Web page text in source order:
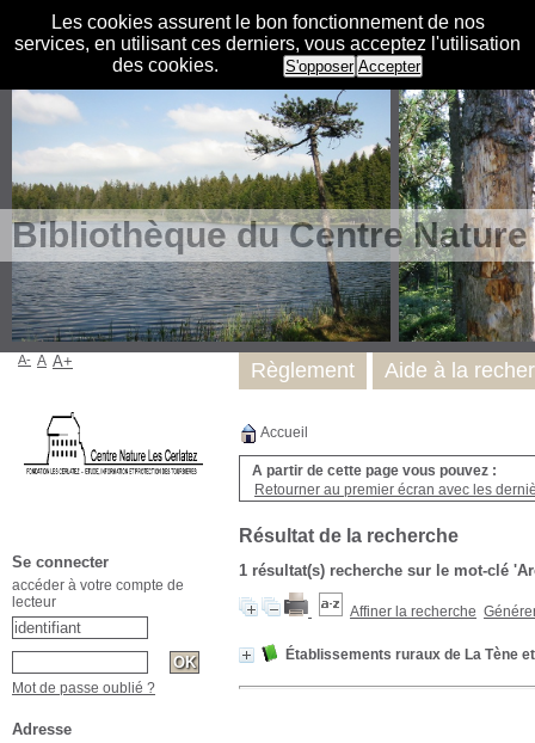
Les cookies assurent le bon fonctionnement de nos
services, en utilisant ces derniers, vous acceptez l'utilisation
des cookies.
S'opposer Accepter
Bibliothèque du Centre
Accueil
A partir de cette page vous pouvez :
Retourner au premier écran avec les
Résultat de la recherche
1 résultat(s) recherche sur le mot-clé
Affiner la recherche
Établissements ruraux de La Tène
Règlement Aide à la
A- A A+
Se connecter
accéder à votre compte de
lecteur
Mot de passe oublié ?
Adresse